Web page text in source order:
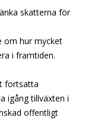
skatterna för
om hur mycket
i framtiden.
fortsatta
igång tillväxten i
offentligt